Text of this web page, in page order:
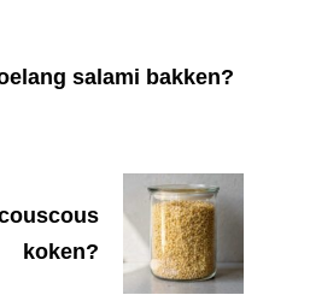
salami bakken?
koken?